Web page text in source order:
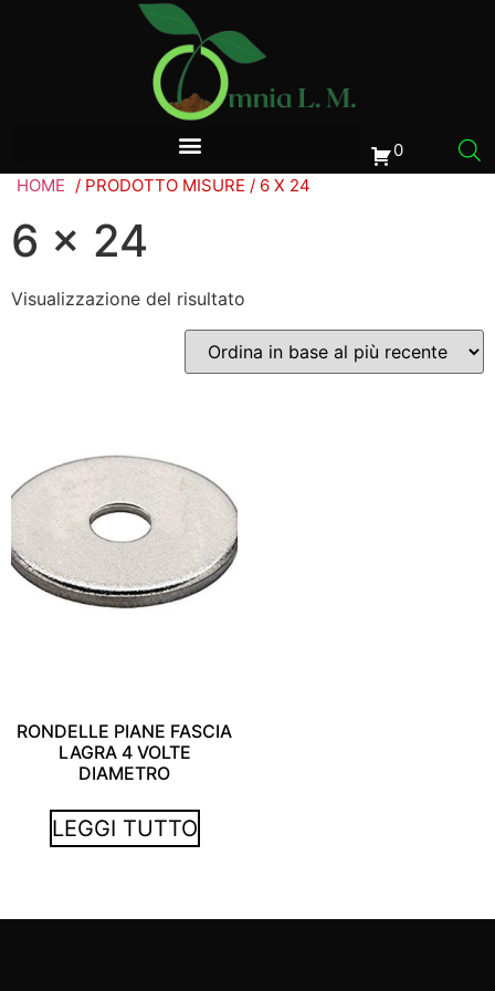
0
HOME / PRODOTTO MISURE / 6 X 24
6 x 24
Visualizzazione del risultato
RONDELLE PIANE FASCIA
LAGRA 4 VOLTE
DIAMETRO
LEGGI TUTTO